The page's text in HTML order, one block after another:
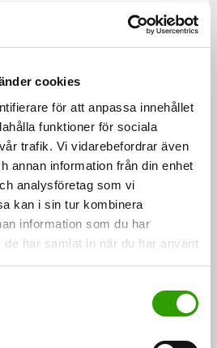
cookies
för att anpassa innehållet
funktioner för sociala
trafik. Vi vidarebefordrar även
annan information från din enhet
analysföretag som vi
kan i sin tur kombinera
information som du har
har samlat in när du har använt
gäller börsbolag och stora
att skyldigheterna enligt
utsträckas till att gälla också
enhetlig
juridiska form.
också ett krav på digital
som ska ingå i
ska lämnas digitalt.
kravet på digital form
nivå till att gälla också bokslutet
ska vara möjligt att